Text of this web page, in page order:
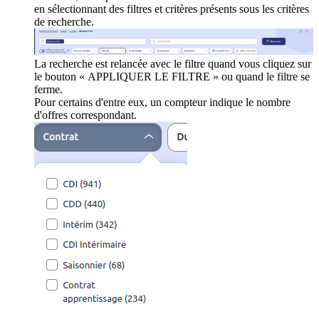
en sélectionnant des filtres et critères présents sous les critères
de recherche.
La recherche est relancée avec le filtre quand vous cliquez sur
le bouton « APPLIQUER LE FILTRE » ou quand le filtre se
ferme.
Pour certains d'entre eux, un compteur indique le nombre
d'offres correspondant.